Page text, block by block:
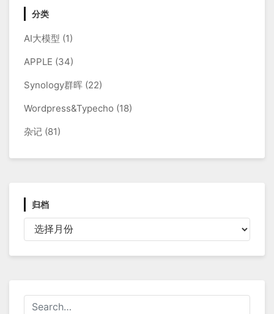
分类
AI大模型 (1)
APPLE (34)
Synology群晖 (22)
Wordpress&Typecho (18)
杂记 (81)
归档
档